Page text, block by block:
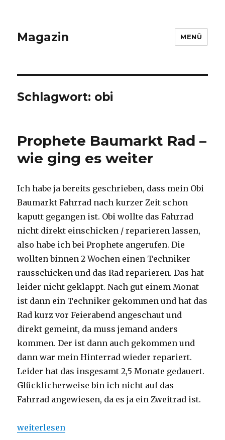
Magazin MENÜ
Schlagwort: obi
Prophete Baumarkt Rad –
wie ging es weiter
Ich habe ja bereits geschrieben, dass mein Obi
Baumarkt Fahrrad nach kurzer Zeit schon
kaputt gegangen ist. Obi wollte das Fahrrad
nicht direkt einschicken / reparieren lassen,
also habe ich bei Prophete angerufen. Die
wollten binnen 2 Wochen einen Techniker
rausschicken und das Rad reparieren. Das hat
leider nicht geklappt. Nach gut einem Monat
ist dann ein Techniker gekommen und hat das
Rad kurz vor Feierabend angeschaut und
direkt gemeint, da muss jemand anders
kommen. Der ist dann auch gekommen und
dann war mein Hinterrad wieder repariert.
Leider hat das insgesamt 2,5 Monate gedauert.
Glücklicherweise bin ich nicht auf das
Fahrrad angewiesen, da es ja ein Zweitrad ist.
„Prophete Baumarkt Rad – wie ging es weiter“
weiterlesen